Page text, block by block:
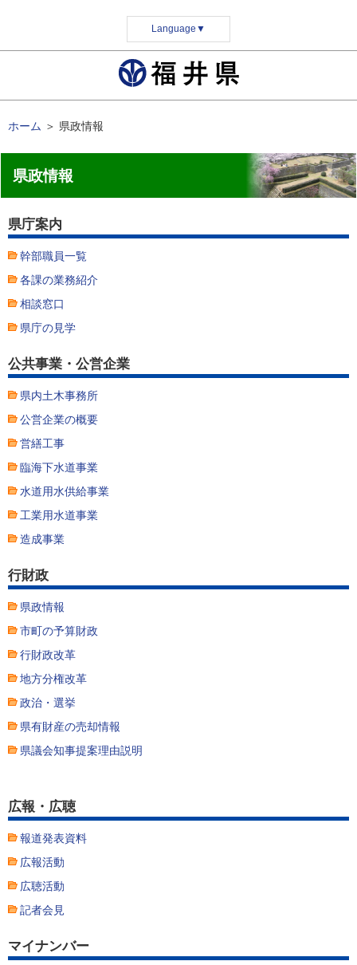
Language ▼
ホーム ＞ 県政情報
県政情報
県庁案内
幹部職員一覧
各課の業務紹介
相談窓口
県庁の見学
公共事業・公営企業
県内土木事務所
公営企業の概要
営繕工事
臨海下水道事業
水道用水供給事業
工業用水道事業
造成事業
行財政
県政情報
市町の予算財政
行財政改革
地方分権改革
政治・選挙
県有財産の売却情報
県議会知事提案理由説明
広報・広聴
報道発表資料
広報活動
広聴活動
記者会見
マイナンバー